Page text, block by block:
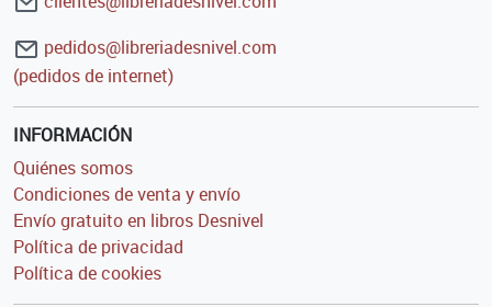
pedidos@libreriadesnivel.com
(pedidos de internet)
INFORMACIÓN
Quiénes somos
Condiciones de venta y envío
Envío gratuito en libros Desnivel
Política de privacidad
Política de cookies